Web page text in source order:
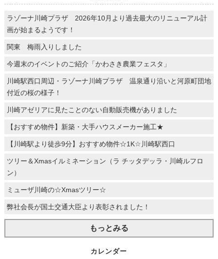
ラゾーナ川崎プラザ 2026年10月より過去最大のリニューアル計
画が始まるようです！
関東 梅雨入りしました
今週末のイベントのご紹介「かわさき農業フェスタ」
川崎駅西口周辺・ラゾーナ川崎プラザ 温泉通り沿いと河原町団地
付近の桜の様子！
川崎アゼリアに見たことのない自動販売機がありました
【おすすめ物件】新築・大手ハウスメーカー施工★
【川崎駅より徒歩9分】おすすめ物件☆1K☆川崎駅西口
ツリー＆Xmasイルミネーション（ラ チッタデッラ・川崎ルフロ
ン）
ミューザ川崎の☆Xmasツリー☆
弊社会長が国土交通大臣より表彰されました！
もっとみる
カレンダー